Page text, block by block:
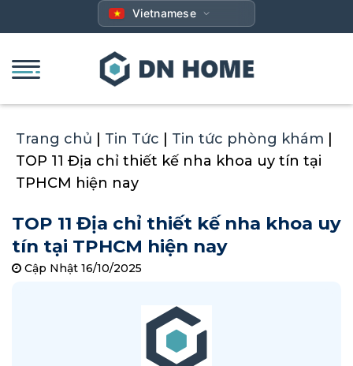
qua
dung
Vietnamese
Trang chủ Tin Tức Tin tức phòng khám
TOP 11 Địa chỉ thiết kế nha khoa uy tín tại
TPHCM hiện nay
TOP 11 Địa chỉ thiết kế nha khoa uy
tín tại TPHCM hiện nay
Cập Nhật 16/10/2025